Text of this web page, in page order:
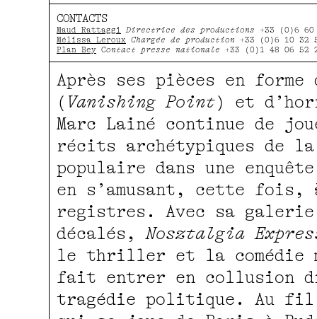
CONTACTS
Maud Rattaggi Directrice des productions +33 (0)6 60
Mélissa Leroux
Chargée de production +33 (0)6 10 32
Plan Bey Contact presse nationale +33 (0)1 48 06 52
Après ses pièces en
( Vanishing Point) et
Marc Lainé continue de
récits archétypiques de
populaire dans une enquête
en s’amusant, cette fois,
registres. Avec sa galerie
décalés,Nosztalgia
le thriller et la comédie
fait entrer en collusion
tragédie politique. Au